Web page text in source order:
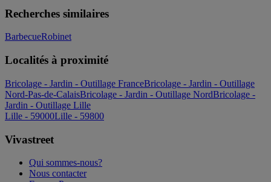
Recherches similaires
BarbecueRobinet
Localités à proximité
Bricolage - Jardin - Outillage FranceBricolage - Jardin - Outillage
Nord-Pas-de-CalaisBricolage - Jardin - Outillage NordBricolage -
Jardin - Outillage Lille
Lille - 59000Lille - 59800
Vivastreet
Qui sommes-nous?
Nous contacter